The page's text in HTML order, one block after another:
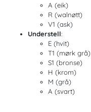
A (eik)
R (walnøtt)
V1 (ask)
Understell:
E (hvit)
T1 (mørk grå)
S1 (bronse)
H (krom)
M (grå)
A (svart)